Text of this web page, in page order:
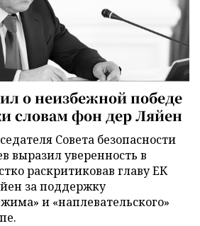
о неизбежной победе
словам фон дер Ляйен
Совета безопасности
выразил уверенность в
раскритиковав главу ЕК
за поддержку
и «наплевательского»